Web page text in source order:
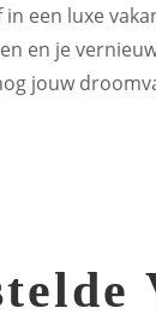
een luxe
en je
jouw